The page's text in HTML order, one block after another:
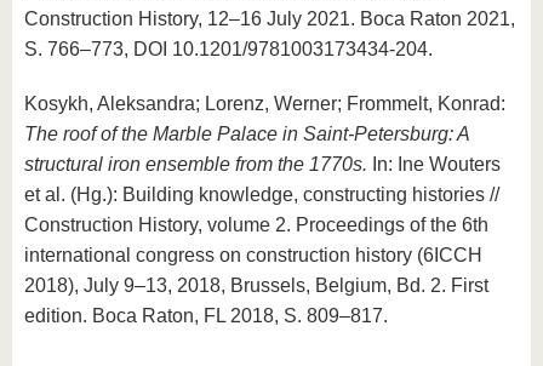
Construction History, 12–16 July 2021. Boca Raton 2021,
S. 766–773, DOI 10.1201/9781003173434-204.
Kosykh, Aleksandra; Lorenz, Werner; Frommelt, Konrad:
The roof of the Marble Palace in Saint-Petersburg: A
structural iron ensemble from the 1770s. In: Ine Wouters
et al. (Hg.): Building knowledge, constructing histories //
Construction History, volume 2. Proceedings of the 6th
international congress on construction history (6ICCH
2018), July 9–13, 2018, Brussels, Belgium, Bd. 2. First
edition. Boca Raton, FL 2018, S. 809–817.